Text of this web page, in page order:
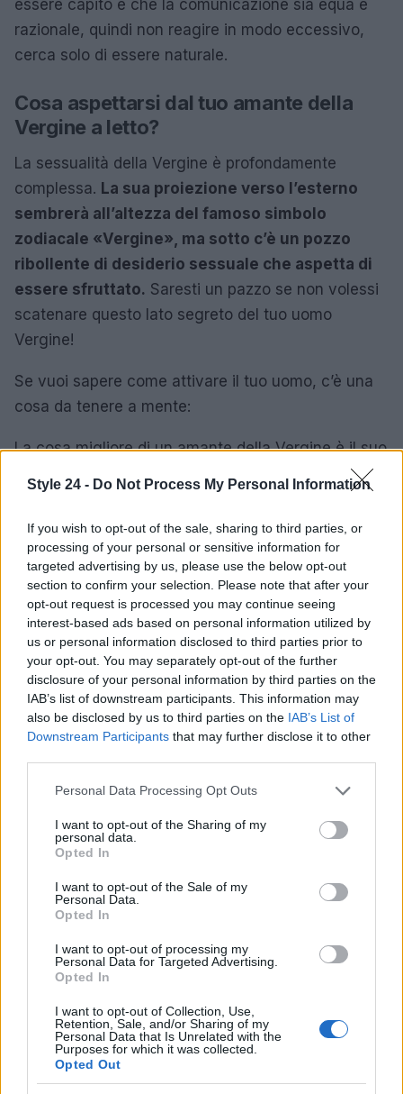
Style 24 - Do Not Process My Personal Information
If you wish to opt-out of the sale, sharing to third parties, or
processing of your personal or sensitive information for
targeted advertising by us, please use the below opt-out
section to confirm your selection. Please note that after your
opt-out request is processed you may continue seeing
interest-based ads based on personal information utilized by
us or personal information disclosed to third parties prior to
your opt-out. You may separately opt-out of the further
disclosure of your personal information by third parties on the
IAB’s list of downstream participants. This information may
also be disclosed by us to third parties on the IAB’s List of
Downstream Participants that may further disclose it to other
Please note that this website/app uses one or more Google
not limited to your visit or usage behaviour. You may click to
grant or deny consent to Google and its third-party tags to
use your data for below specified purposes in below Google
consent section.
Personal Data Processing Opt Outs
I want to opt-out of the Sharing of my
personal data.
Opted In
I want to opt-out of the Sale of my
Personal Data.
Opted In
I want to opt-out of processing my
Personal Data for Targeted Advertising.
Opted In
I want to opt-out of Collection, Use,
Retention, Sale, and/or Sharing of my
Personal Data that Is Unrelated with the
Purposes for which it was collected.
Opted Out
essere capito e che la comunicazione sia equa e
razionale, quindi non reagire in modo eccessivo,
cerca solo di essere naturale.
Cosa aspettarsi dal tuo amante della
Vergine a letto?
La sessualità della Vergine è profondamente
complessa. La sua proiezione verso l’esterno
sembrerà all’altezza del famoso simbolo
zodiacale «Vergine», ma sotto c’è un pozzo
ribollente di desiderio sessuale che aspetta di
essere sfruttato. Saresti un pazzo se non volessi
scatenare questo lato segreto del tuo uomo
Vergine!
Se vuoi sapere come attivare il tuo uomo, c’è una
cosa da tenere a mente:
La cosa migliore di un amante della Vergine è il suo
eil
dettagli. Una sessione d’amore con un uomo
Vergine non sarà veloce, non se ha qualcosa da
dire al riguardo, coprire ogni minuto dei preliminari
richiederà molto più tempo con un uomo che è
orgoglioso di tutto ciò che fa.
Una donna con un uomo Vergine nella sua stanza è
una donna molto fortunata! La tecnica dei
preliminari dell’uomo Vergine è lunga e abbastanza
abile, quindi lascia che si prenda il suo dolce
tempo, sa esattamente cosa sta facendo, e spera
che anche tu presti la stessa cura e attenzione a
Un ambiente confortevole è molto importante per
un uomo Vergine quando si tratta di fare sesso.
Vuole sentirsi a suo agio e senza fretta
tempismo è importante perché vorrete avere
l’opportunità di sviluppare un’intimità tra voi due in
modo da poter esprimere le vostre emozioni.
Un uomo Verginepuò apprezzare appieno il
sesso solo quando si connette a livello emotivo